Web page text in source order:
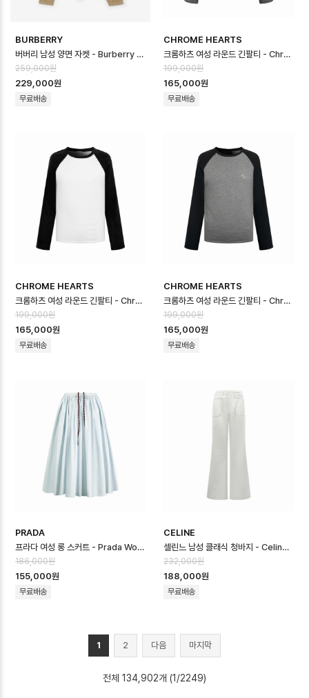
BURBERRY
버버리 남성 양면 자켓 - Burberry Mens Reversible Jacket - b…
259,000원
229,000원
무료배송
CHROME HEARTS
크롬하츠 여성 라운드 긴팔티 - Chrome Hearts Womens Round Tshir…
199,000원
165,000원
무료배송
CHROME HEARTS
크롬하츠 여성 라운드 긴팔티 - Chrome Hearts Womens Round Tshir…
199,000원
165,000원
무료배송
CHROME HEARTS
크롬하츠 여성 라운드 긴팔티 - Chrome Hearts Womens Round Tshir…
199,000원
165,000원
무료배송
PRADA
프라다 여성 롱 스커트 - Prada Womens Long Skirt - prc16709x
186,000원
155,000원
무료배송
CELINE
셀린느 남성 클래식 청바지 - Celine Mens Classic Jeans - cec16…
232,000원
188,000원
무료배송
1 2 다음 마지막
전체 134,902개 (1/2249)